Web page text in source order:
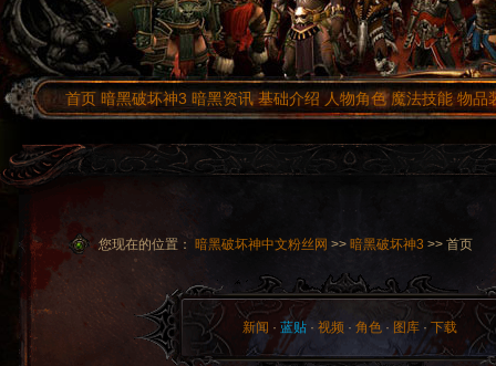
首页暗黑破坏神3 暗黑资讯基础介绍 人物角色魔法技能物品
您现在的位置： 暗黑破坏神中文粉丝网 >> 暗黑破坏神3 >> 首页
新闻 · 蓝贴 · 视频 · 角色 · 图库 · 下载